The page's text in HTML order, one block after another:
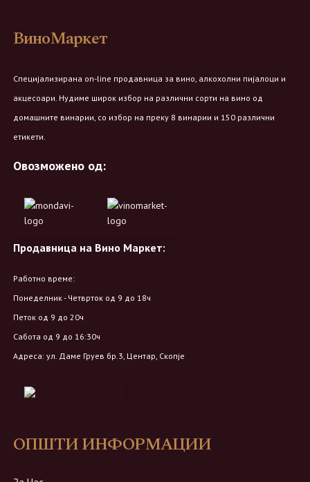
ВиноМаркет
Специјализирана on-line продавница за вино, алкохолни пијалоци и
акцесоари. Нудиме широк избор на различни сорти на вино од
домашните винарии, со избор на преку 8 винарии и 150 различни
етикети.
Овозможено од:
Продавница на Вино Маркет:
Работно време:
Понеделник - Четврток од 9 до 18ч
Петок од 9 до 20ч
Сабота од 9 до 16:30ч
Адреса: ул. Даме Груев бр.3, Центар, Скопје
ОПШТИ ИНФОРМАЦИИ